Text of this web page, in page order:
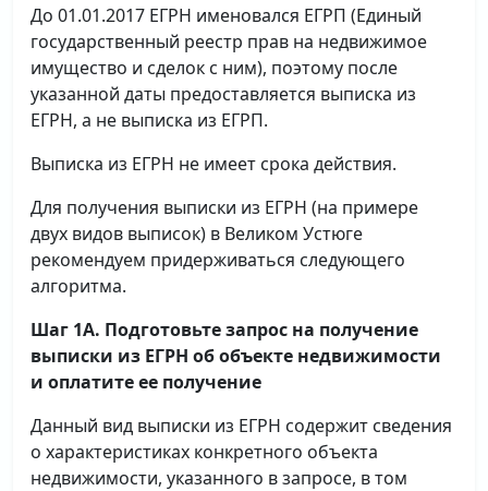
До 01.01.2017 ЕГРН именовался ЕГРП (Единый
государственный реестр прав на недвижимое
имущество и сделок с ним), поэтому после
указанной даты предоставляется выписка из
ЕГРН, а не выписка из ЕГРП.
Выписка из ЕГРН не имеет срока действия.
Для получения выписки из ЕГРН (на примере
двух видов выписок) в Великом Устюге
рекомендуем придерживаться следующего
алгоритма.
Шаг 1А. Подготовьте запрос на получение
выписки из ЕГРН об объекте недвижимости
и оплатите ее получение
Данный вид выписки из ЕГРН содержит сведения
о характеристиках конкретного объекта
недвижимости, указанного в запросе, в том